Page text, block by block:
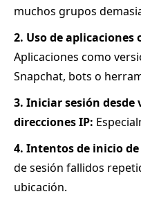
muchos grupos
2. Uso de
Aplicaciones como
Snapchat, bots o
3. Iniciar sesión
direcciones IP:
4. Intentos de inicio de
de sesión fallidos
ubicación.